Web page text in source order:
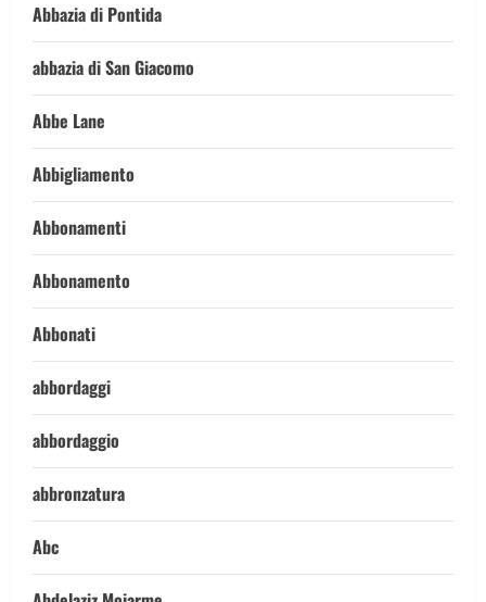
Abbazia di Pontida
abbazia di San Giacomo
Abbe Lane
Abbigliamento
Abbonamenti
Abbonamento
Abbonati
abbordaggi
abbordaggio
abbronzatura
Abc